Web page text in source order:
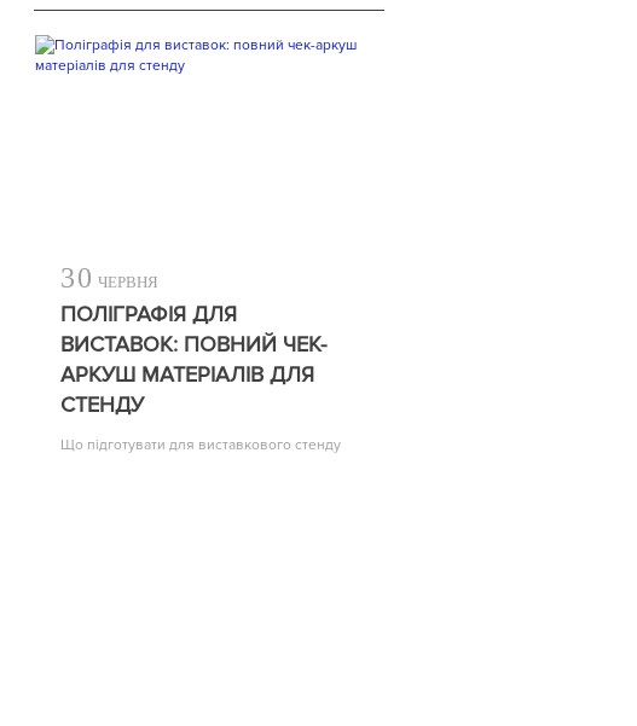
30 ЧЕРВНЯ
ПОЛІГРАФІЯ ДЛЯ
ВИСТАВОК: ПОВНИЙ ЧЕК-
АРКУШ МАТЕРІАЛІВ ДЛЯ
СТЕНДУ
Що підготувати для виставкового стенду